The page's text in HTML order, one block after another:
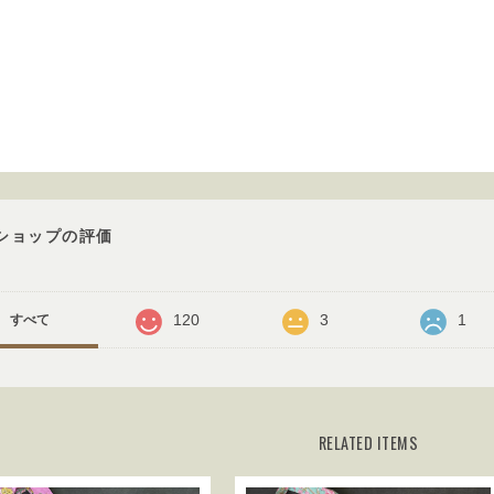
ョップの評価
すべて 120 3 1
RELATED ITEMS